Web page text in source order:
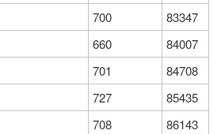
700
83347
660
84007
701
84708
727
85435
708
86143